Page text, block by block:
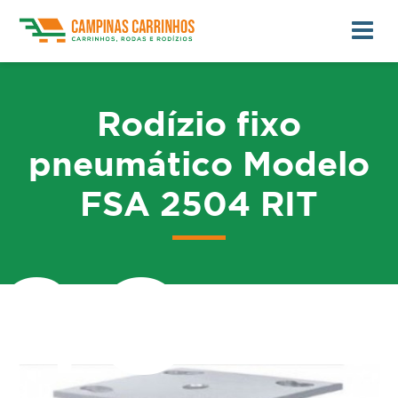
Rodízio fixo
pneumático Modelo
FSA 2504 RIT